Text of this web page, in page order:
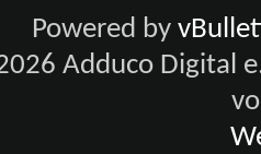
Powered by
Adduco Digital